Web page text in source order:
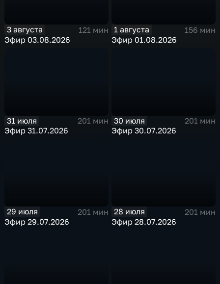
3 августа
121 мин
Эфир 03.08.2026
1 августа
156 мин
Эфир 01.08.2026
31 июля
201 мин
Эфир 31.07.2026
30 июля
201 мин
Эфир 30.07.2026
29 июля
201 мин
Эфир 29.07.2026
28 июля
201 мин
Эфир 28.07.2026